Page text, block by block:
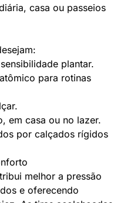
casa ou passeios
plantar.
para rotinas
em casa ou no lazer.
por calçados rígidos
melhor a pressão
e oferecendo